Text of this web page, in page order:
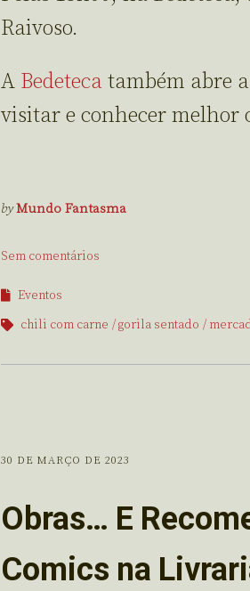
Raivoso.
A Bedeteca também abre
visitar e conhecer melhor
byMundo Fantasma
Sem comentários
Eventos
chili com carne
gorila sentado
30 DE MARÇO DE 2023
Obras… E
Comics na